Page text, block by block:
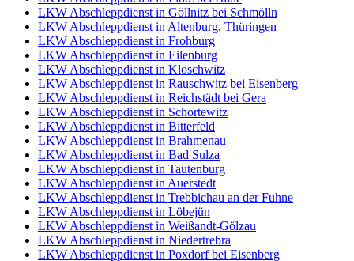
LKW Abschleppdienst in Göllnitz bei Schmölln
LKW Abschleppdienst in Altenburg, Thüringen
LKW Abschleppdienst in Frohburg
LKW Abschleppdienst in Eilenburg
LKW Abschleppdienst in Kloschwitz
LKW Abschleppdienst in Rauschwitz bei Eisenberg
LKW Abschleppdienst in Reichstädt bei Gera
LKW Abschleppdienst in Schortewitz
LKW Abschleppdienst in Bitterfeld
LKW Abschleppdienst in Brahmenau
LKW Abschleppdienst in Bad Sulza
LKW Abschleppdienst in Tautenburg
LKW Abschleppdienst in Auerstedt
LKW Abschleppdienst in Trebbichau an der Fuhne
LKW Abschleppdienst in Löbejün
LKW Abschleppdienst in Weißandt-Gölzau
LKW Abschleppdienst in Niedertrebra
LKW Abschleppdienst in Poxdorf bei Eisenberg